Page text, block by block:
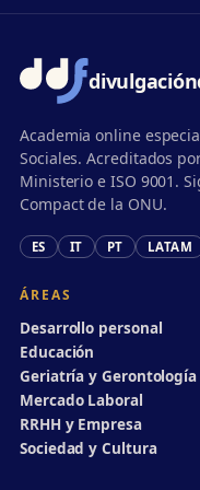
divulgación
Academia online
Sociales. Acreditados
Ministerio e ISO 9001.
Compact de la ONU.
ES IT PT LATAM
ÁREAS
Desarrollo personal
Educación
Geriatría y Gerontología
Mercado Laboral
RRHH y Empresa
Sociedad y Cultura